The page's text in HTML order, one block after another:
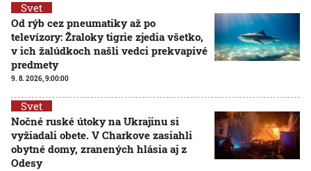
Svet
Od rýb cez pneumatiky až po
televízory: Žraloky tigrie zjedia všetko,
v ich žalúdkoch našli vedci prekvapivé
predmety
9. 8. 2026, 9:00:00
Svet
Nočné ruské útoky na Ukrajinu si
vyžiadali obete. V Charkove zasiahli
obytné domy, zranených hlásia aj z
Odesy